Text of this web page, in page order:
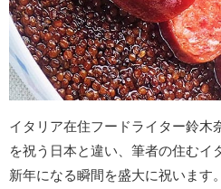
イタリア在住フードライター鈴木
を祝う日本と違い、筆者の住むイ
新年になる瞬間を盛大に祝います